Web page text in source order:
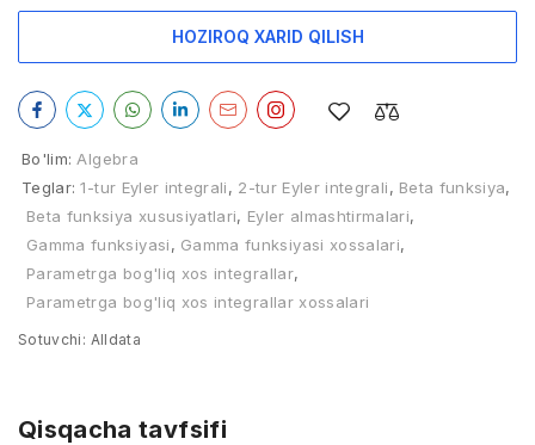
HOZIROQ XARID QILISH
Bo'lim: Algebra
Teglar: 1-tur Eyler integrali, 2-tur Eyler integrali, Beta funksiya,
Beta funksiya xususiyatlari, Eyler almashtirmalari,
Gamma funksiyasi, Gamma funksiyasi xossalari,
Parametrga bog'liq xos integrallar,
Parametrga bog'liq xos integrallar xossalari
Sotuvchi: Alldata
Qisqacha tavfsifi